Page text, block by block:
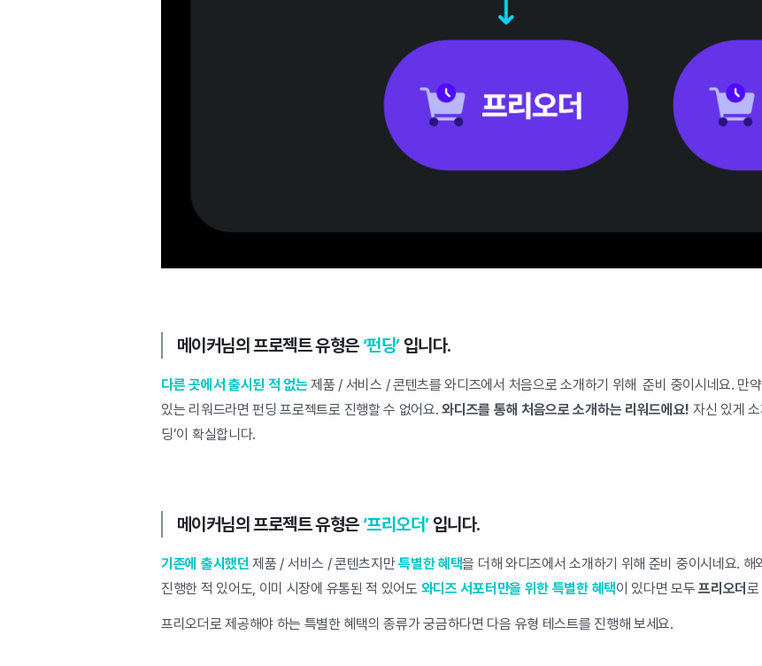
메이커님의 프로젝트 유형은 ‘펀딩’입니다.
다른 곳에서 출시된 적 없는 제품 / 서비스 / 콘텐츠를 와디즈에서 처음으로 소개하기 위해 준비 중이시네요. 만
있는 리워드라면 펀딩 프로젝트로 진행할 수 없어요.와디즈를 통해 처음으로 소개하는 리워드에요! 자신 있게
딩’이 확실합니다.
메이커님의 프로젝트 유형은 ‘프리오더’입니다.
기존에 출시했던 제품 / 서비스 / 콘텐츠지만특별한 혜택을 더해 와디즈에서 소개하기 위해 준비 중이시네요.
진행한 적 있어도, 이미 시장에 유통된 적 있어도 와디즈 서포터만을 위한 특별한 혜택이 있다면 모두프리오더로
프리오더로 제공해야 하는 특별한 혜택의 종류가 궁금하다면 다음 유형 테스트를 진행해 보세요.